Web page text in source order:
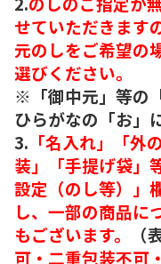
せていただきます
元のしをご希望の
選びください。
※「御中元」等の
ひらがなの「お」
3. 「名入れ」「外
装」「手提げ袋」
設定（のし等）」
し、一部の商品に
もございます。
（
可・二重包装不可